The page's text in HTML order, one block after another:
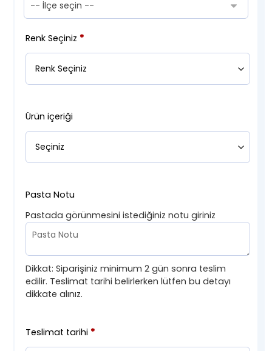
Renk Seçiniz *
Ürün içeriği
Pasta Notu
Pastada görünmesini istediğiniz notu giriniz
Dikkat: Siparişiniz minimum 2 gün sonra teslim
edilir. Teslimat tarihi belirlerken lütfen bu detayı
dikkate alınız.
Teslimat tarihi *